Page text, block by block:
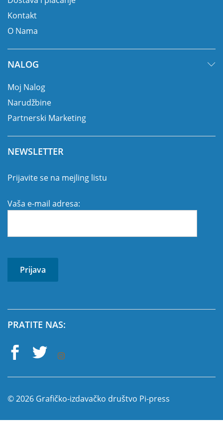
Kontakt
O Nama
NALOG
Moj Nalog
Narudžbine
Partnerski Marketing
NEWSLETTER
Prijavite se na mejling listu
Vaša e-mail adresa:
PRATITE NAS:
© 2026 Grafičko-izdavačko društvo Pi-press